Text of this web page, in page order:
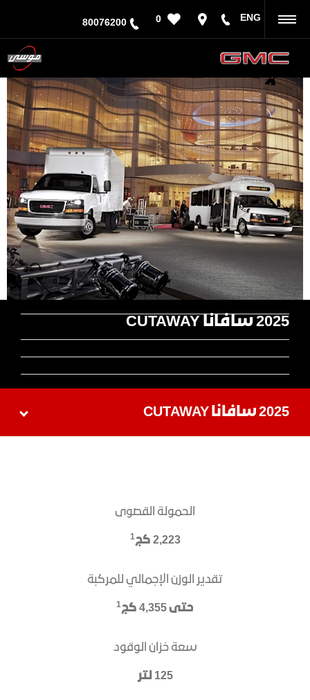
ENG
0
80076200 رجوع
2025 سافانا CUTAWAY
2025 سافانا CUTAWAY
الحمولة القصوى​
2,223 كج
1
تقدير الوزن الإجمالي للمركبة
حتى 4,355 كج
1
سعة خزان الوقود
125 لتر